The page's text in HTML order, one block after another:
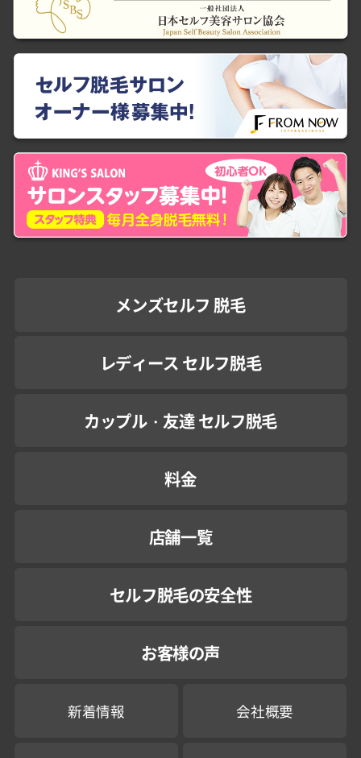
メンズセルフ 脱毛
レディース セルフ脱毛
カップル・友達 セルフ脱毛
料金
店舗一覧
セルフ脱毛の安全性
お客様の声
新着情報 会社概要